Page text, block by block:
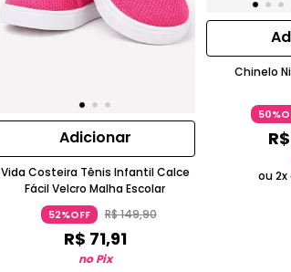
Adicionar
Vida Costeira Tênis Infantil Calce
Fácil Velcro Malha Escolar
52%OFF R$149,90
R$ 71,91
no Pix
Chinelo
R$
ou